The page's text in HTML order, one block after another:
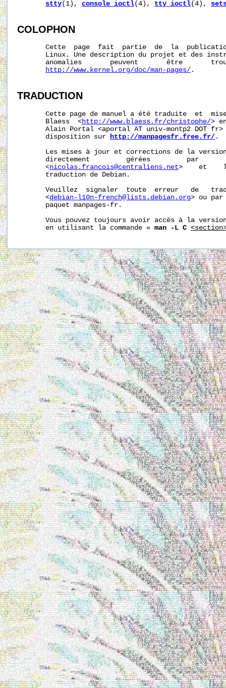
stty(1), console_ioctl(4), tty_ioctl(4),
COLOPHON
Cette  page  fait  partie  de  la
Linux. Une description du projet et des
anomalies       peuvent       être
http://www.kernel.org/doc/man-pages/ .
TRADUCTION
Cette page de manuel a été traduite  et
       Blaess  <
http://www.blaess.fr/christophe/>
Alain Portal <aportal AT univ-montp2 DOT
       disposition sur
http://manpagesfr.free.fr/ .
Les mises à jour et corrections de la
directement         gérées         par
       <
nicolas.francois@centraliens.net>    et
       traduction de Debian.
Veuillez  signaler  toute  erreur   de
       <
debian-l10n-french@lists.debian.org> ou par
       paquet manpages-fr.
Vous pouvez toujours avoir accès à la
       en utilisant la commande «
man -L C